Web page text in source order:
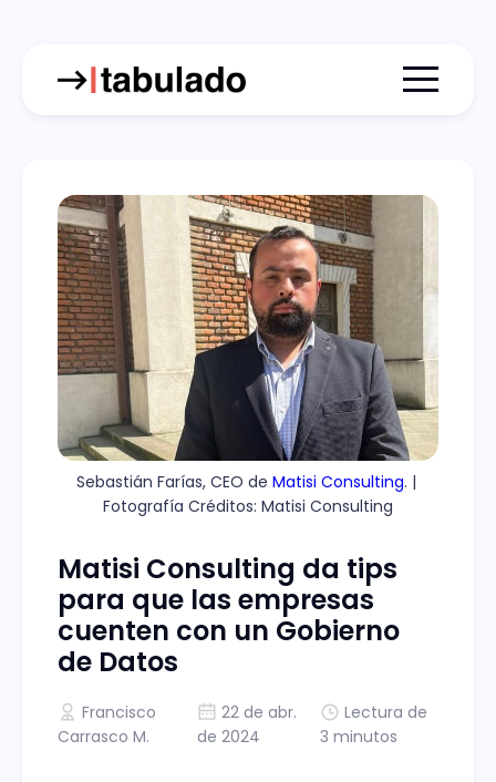
Menu
Sebastián Farías, CEO de Matisi Consulting. |
Fotografía Créditos: Matisi Consulting
Matisi Consulting da tips
para que las empresas
cuenten con un Gobierno
de Datos
Francisco
Carrasco M.
22 de abr.
de 2024
Lectura de
3 minutos